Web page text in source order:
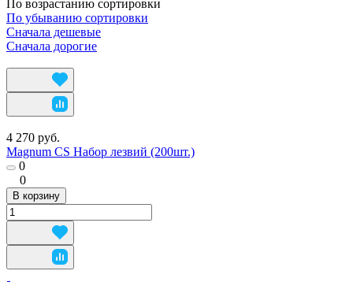
По возрастанию сортировки
По убыванию сортировки
Сначала дешевые
Сначала дорогие
4 270 руб.
Magnum CS Набор лезвий (200шт.)
0
0
В корзину